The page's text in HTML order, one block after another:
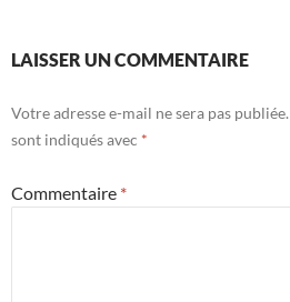
LAISSER UN COMMENTAIRE
Votre adresse e-mail ne sera pas publiée.
sont indiqués avec *
Commentaire *